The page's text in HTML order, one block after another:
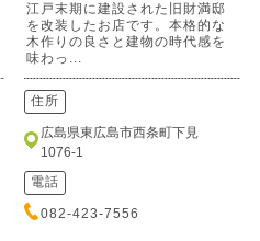
江戸末期に建設された旧財満邸
を改装したお店です。本格的な
木作りの良さと建物の時代感を
味わっ...
住所
広島県東広島市西条町下見
1076-1
電話
082-423-7556